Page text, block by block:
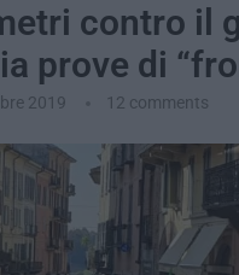
contro il
prove di
2019 12 comments